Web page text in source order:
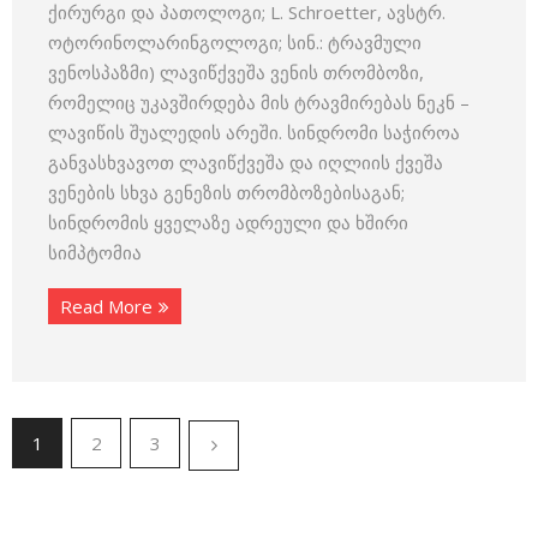
ქირურგი და პათოლოგი; L. Schroetter, ავსტრ.
ოტორინოლარინგოლოგი; სინ.: ტრავმული
ვენოსპაზმი) ლავიწქვეშა ვენის თრომბოზი,
რომელიც უკავშირდება მის ტრავმირებას ნეკნ –
ლავიწის შუალედის არეში. სინდრომი საჭიროა
განვასხვავოთ ლავიწქვეშა და იღლიის ქვეშა
ვენების სხვა გენეზის თრომბოზებისაგან;
სინდრომის ყველაზე ადრეული და ხშირი
სიმპტომია
Read More
1 2 3